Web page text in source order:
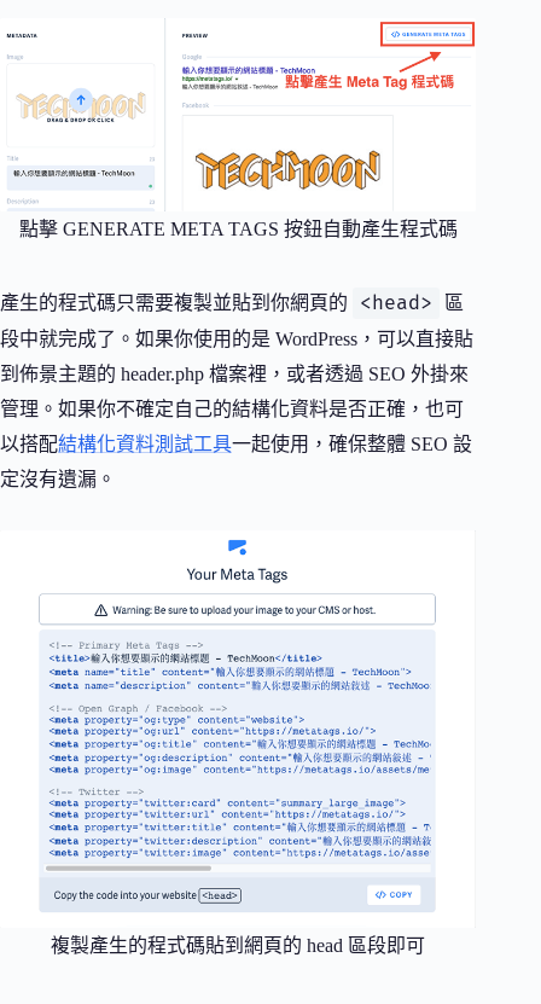
點擊 GENERATE META TAGS 按鈕自動產生程式碼
產生的程式碼只需要複製並貼到你網頁的 <head>
區
段中就完成了。如果你使用的是 WordPress，可以直接貼
到佈景主題的 header.php 檔案裡，或者透過 SEO 外掛來
管理。如果你不確定自己的結構化資料是否正確，也可
以搭配結構化資料測試工具一起使用，確保整體 SEO 設
定沒有遺漏。
複製產生的程式碼貼到網頁的 head 區段即可